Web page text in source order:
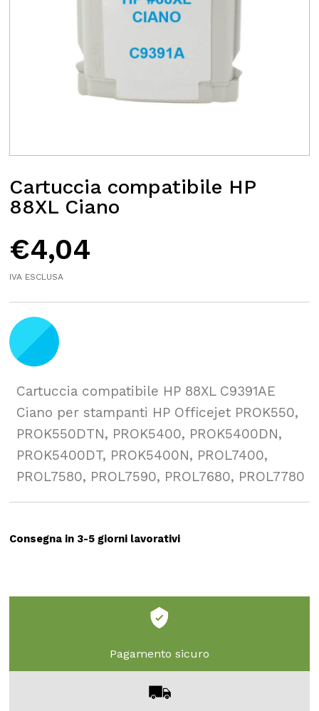
Cartuccia compatibile HP
88XL Ciano
€4,04
IVA ESCLUSA
Cartuccia compatibile HP 88XL C9391AE
Ciano per stampanti HP Officejet PROK550,
PROK550DTN, PROK5400, PROK5400DN,
PROK5400DT, PROK5400N, PROL7400,
PROL7580, PROL7590, PROL7680, PROL7780
Consegna in 3-5 giorni lavorativi
Pagamento sicuro